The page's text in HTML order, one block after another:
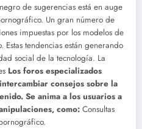
de sugerencias está en auge
Un gran número de
impuestas por los modelos de
tendencias están generando
social de la tecnología. La
Los foros especializados
consejos sobre la
Se anima a los usuarios a
como: Consultas